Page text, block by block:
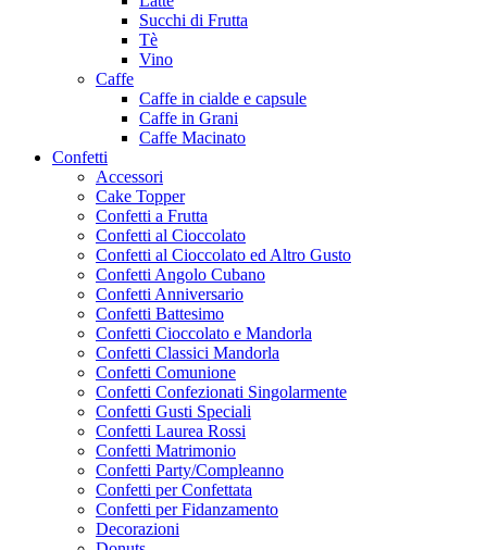
Succhi di Frutta
Tè
Vino
Caffe
Caffe in cialde e capsule
Caffe in Grani
Caffe Macinato
Confetti
Accessori
Cake Topper
Confetti a Frutta
Confetti al Cioccolato
Confetti al Cioccolato ed Altro Gusto
Confetti Angolo Cubano
Confetti Anniversario
Confetti Battesimo
Confetti Cioccolato e Mandorla
Confetti Classici Mandorla
Confetti Comunione
Confetti Confezionati Singolarmente
Confetti Gusti Speciali
Confetti Laurea Rossi
Confetti Matrimonio
Confetti Party/Compleanno
Confetti per Confettata
Confetti per Fidanzamento
Decorazioni